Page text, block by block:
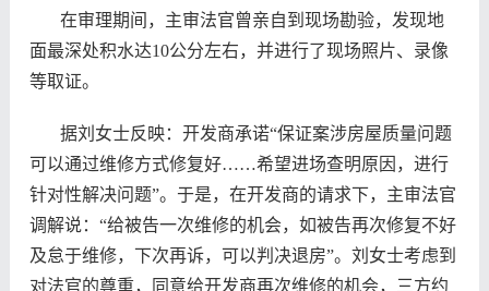
在审理期间，主审法官曾亲自到现场勘验，发现地
面最深处积水达10公分左右，并进行了现场照片、录像
等取证。
据刘女士反映：开发商承诺“保证案涉房屋质量问题
可以通过维修方式修复好……希望进场查明原因，进行
针对性解决问题”。于是，在开发商的请求下，主审法官
调解说：“给被告一次维修的机会，如被告再次修复不好
及怠于维修，下次再诉，可以判决退房”。刘女士考虑到
对法官的尊重，同意给开发商再次维修的机会，三方约